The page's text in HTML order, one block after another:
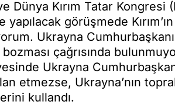
Dünya Kırım Tatar Kongresi
görüşmede
Ukrayna Cumhurbaşkanı
çağrısında
Ukrayna
etmezse, Ukrayna’nın
kullandı.